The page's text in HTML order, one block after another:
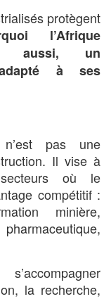
protègent
l’Afrique
aussi, un
adapté à ses
n’est pas une
Il vise à
où le
compétitif :
minière,
la recherche,